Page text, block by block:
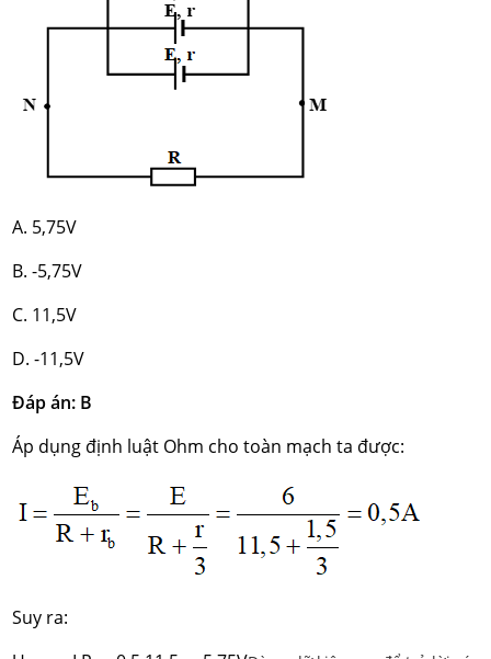
A. 5,75V
B. -5,75V
C. 11,5V
D. -11,5V
Đáp án: B
Áp dụng định luật Ohm cho toàn mạch ta được:
Suy ra: